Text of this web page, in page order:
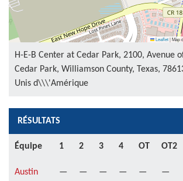
Leaflet|Map
H-E-B Center at Cedar Park, 2100, Avenue
Cedar Park, Williamson County, Texas,
Unis d\\\'Amérique
RÉSULTATS
Équipe 1 2 3 4 OT OT2
Austin
— — — — — —